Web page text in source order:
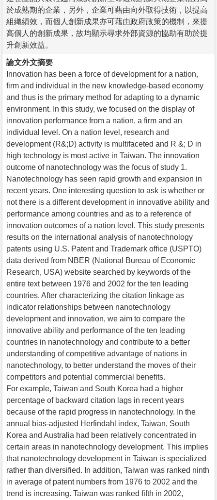
於成熟期的企業，另外，企業可藉由向外取得技術，以提高
組織績效，而個人創新成果亦可藉由政府政策的機制，來提
高個人的創新成果，故均顯示尋求外部資源的協助有助於提
升創新效益。
論文外文摘要
Innovation has been a force of development for a nation,
firm and individual in the new knowledge-based economy
and thus is the primary method for adapting to a dynamic
environment. In this study, we focused on the display of
innovation performance from a nation, a firm and an
individual level. On a nation level, research and
development (R&;D) activity is multifaceted and R &; D in
high technology is most active in Taiwan. The innovation
outcome of nanotechnology was the focus of study 1.
Nanotechnology has seen rapid growth and expansion in
recent years. One interesting question to ask is whether or
not there is a different development in innovative ability and
performance among countries and as to a reference of
innovation outcomes of a nation level. This study presents
results on the international analysis of nanotechnology
patents using U.S. Patent and Trademark office (USPTO)
data derived from NBER (National Bureau of Economic
Research, USA) website searched by keywords of the
entire text between 1976 and 2002 for the ten leading
countries. After characterizing the citation linkage as
indicator relationships between nanotechnology
development and innovation, we aim to compare the
innovative ability and performance of the ten leading
countries in nanotechnology and contribute to a better
understanding of competitive advantage of nations in
nanotechnology, to better understand the moves of their
competitors and potential commercial benefits.
For example, Taiwan and South Korea had a higher
percentage of backward citation lags in recent years
because of the rapid progress in nanotechnology. In the
annual bias-adjusted Herfindahl index, Taiwan, South
Korea and Australia had been relatively concentrated in
certain areas in nanotechnology development. This implies
that nanotechnology development in Taiwan is specialized
rather than diversified. In addition, Taiwan was ranked ninth
in average of patent numbers from 1976 to 2002 and the
trend is increasing. Taiwan was ranked fifth in 2002,